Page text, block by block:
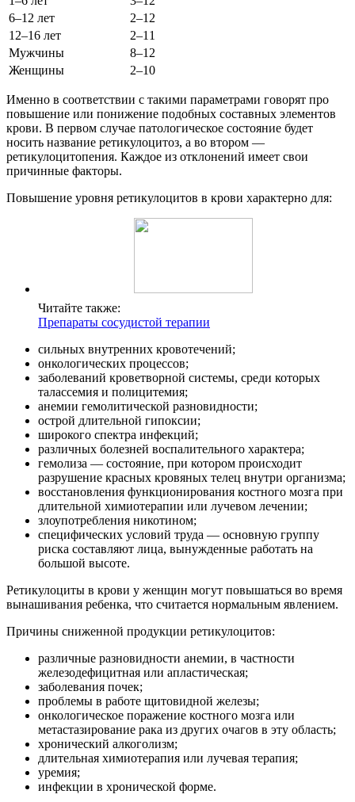
6–12 лет
2–12
12–16 лет
2–11
Мужчины
8–12
Женщины
2–10
Именно в соответствии с такими параметрами говорят про
повышение или понижение подобных составных элементов
крови. В первом случае патологическое состояние будет
носить название ретикулоцитоз, а во втором —
ретикулоцитопения. Каждое из отклонений имеет свои
причинные факторы.
Повышение уровня ретикулоцитов в крови характерно для:
Читайте также:
Препараты сосудистой терапии
сильных внутренних кровотечений;
онкологических процессов;
заболеваний кроветворной системы, среди которых
талассемия и полицитемия;
анемии гемолитической разновидности;
острой длительной гипоксии;
широкого спектра инфекций;
различных болезней воспалительного характера;
гемолиза — состояние, при котором происходит
разрушение красных кровяных телец внутри организма;
восстановления функционирования костного мозга при
длительной химиотерапии или лучевом лечении;
злоупотребления никотином;
специфических условий труда — основную группу
риска составляют лица, вынужденные работать на
большой высоте.
Ретикулоциты в крови у женщин могут повышаться во время
вынашивания ребенка, что считается нормальным явлением.
Причины сниженной продукции ретикулоцитов:
различные разновидности анемии, в частности
железодефицитная или апластическая;
заболевания почек;
проблемы в работе щитовидной железы;
онкологическое поражение костного мозга или
метастазирование рака из других очагов в эту область;
хронический алкоголизм;
длительная химиотерапия или лучевая терапия;
уремия;
инфекции в хронической форме.